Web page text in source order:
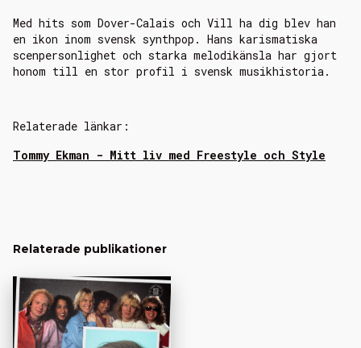
Med hits som Dover-Calais och Vill ha dig blev han
en ikon inom svensk synthpop. Hans karismatiska
scenpersonlighet och starka melodikänsla har gjort
honom till en stor profil i svensk musikhistoria.
Relaterade länkar:
Tommy Ekman - Mitt liv med Freestyle och Style
Relaterade publikationer